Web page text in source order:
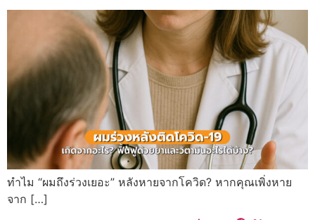
ทำไม “ผมถึงร่วงเยอะ” หลังหายจากโควิด? หากคุณเพิ่งหาย
จาก […]